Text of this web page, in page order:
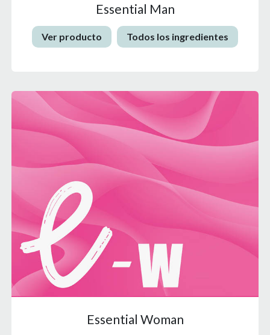
Essential Man
Ver producto Todos los ingredientes
Essential Woman